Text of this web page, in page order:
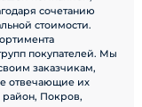
сочетанию
стоимости.
покупателей. Мы
заказчикам,
отвечающие их
Покров,